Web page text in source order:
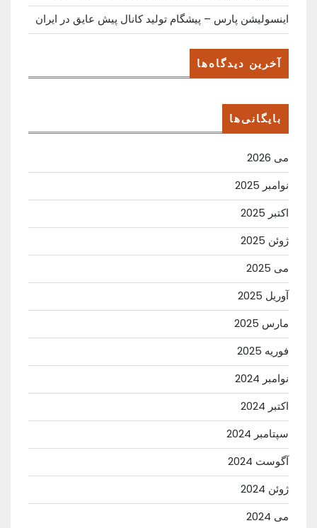
اینسولیشن پارس – پیشگام تولید کانال پیش عایق در ایران
آخرین دیدگاه‌ها
بایگانی‌ها
می 2026
نوامبر 2025
اکتبر 2025
ژوئن 2025
می 2025
آوریل 2025
مارس 2025
فوریه 2025
نوامبر 2024
اکتبر 2024
سپتامبر 2024
آگوست 2024
ژوئن 2024
می 2024